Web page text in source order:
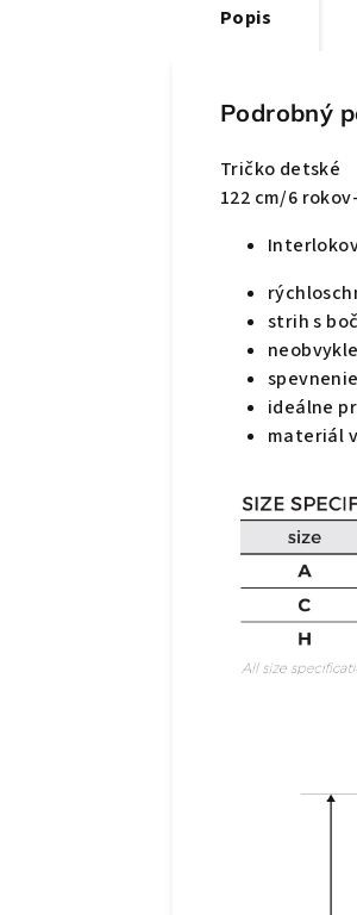
Popis
Podrobný
Tričko detské
122 cm/6
strih s
ideálne
materiál